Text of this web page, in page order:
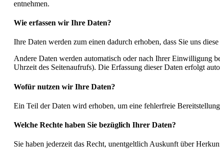
entnehmen.
Wie erfassen wir Ihre Daten?
Ihre Daten werden zum einen dadurch erhoben, dass Sie uns
Andere Daten werden automatisch oder nach Ihrer Einwilligung
Uhrzeit des Seitenaufrufs). Die Erfassung dieser Daten erfolgt
Wofür nutzen wir Ihre Daten?
Ein Teil der Daten wird erhoben, um eine fehlerfreie
Welche Rechte haben Sie bezüglich Ihrer Daten?
Sie haben jederzeit das Recht, unentgeltlich Auskunft über